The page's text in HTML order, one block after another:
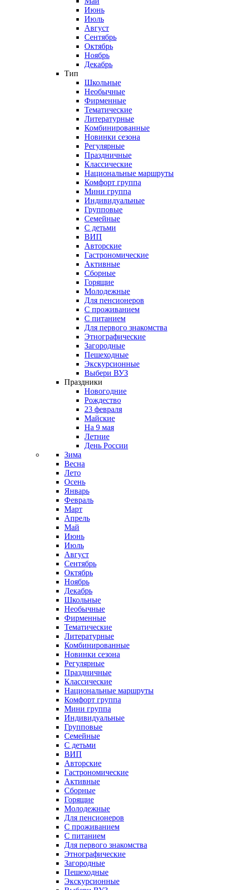
Июнь
Июль
Август
Сентябрь
Октябрь
Ноябрь
Декабрь
Тип
Школьные
Необычные
Фирменные
Тематические
Литературные
Комбинированные
Новинки сезона
Регулярные
Праздничные
Классические
Национальные маршруты
Комфорт группа
Мини группа
Индивидуальные
Групповые
Семейные
С детьми
ВИП
Авторские
Гастрономические
Активные
Сборные
Горящие
Молодежные
Для пенсионеров
С проживанием
С питанием
Для первого знакомства
Этнографические
Загородные
Пешеходные
Экскурсионные
Выбери ВУЗ
Праздники
Новогодние
Рождество
23 февраля
Майские
На 9 мая
Летние
День России
Зима
Весна
Лето
Осень
Январь
Февраль
Март
Апрель
Май
Июнь
Июль
Август
Сентябрь
Октябрь
Ноябрь
Декабрь
Школьные
Необычные
Фирменные
Тематические
Литературные
Комбинированные
Новинки сезона
Регулярные
Праздничные
Классические
Национальные маршруты
Комфорт группа
Мини группа
Индивидуальные
Групповые
Семейные
С детьми
ВИП
Авторские
Гастрономические
Активные
Сборные
Горящие
Молодежные
Для пенсионеров
С проживанием
С питанием
Для первого знакомства
Этнографические
Загородные
Пешеходные
Экскурсионные